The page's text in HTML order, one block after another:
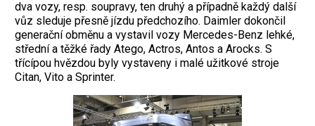
dva vozy, resp. soupravy, ten druhý a případně každý další
vůz sleduje přesně jízdu předchozího. Daimler dokončil
generační obměnu a vystavil vozy Mercedes-Benz lehké,
střední a těžké řady Atego, Actros, Antos a Arocks. S
třícípou hvězdou byly vystaveny i malé užitkové stroje
Citan, Vito a Sprinter.